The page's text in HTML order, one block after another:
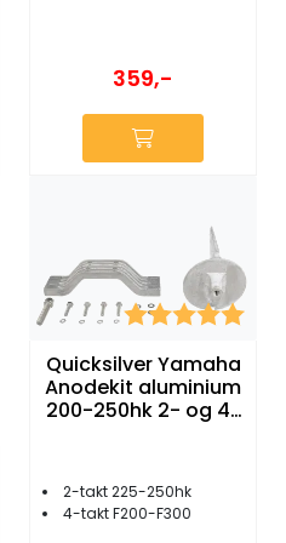
359,-
5.0 av 5 mulige
Karakter:
Quicksilver Yamaha
Anodekit aluminium
200-250hk 2- og 4-
2-takt 225-250hk
4-takt F200-F300